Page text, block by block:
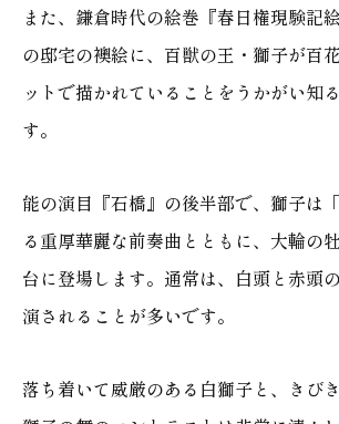
また、鎌倉時代の絵巻『春日権現験記
の邸宅の襖絵に、百獣の王・獅子が百
ットで描かれていることをうかがい知
す。
能の演目『石橋』の後半部で、獅子は
る重厚華麗な前奏曲とともに、大輪の
台に登場します。通常は、白頭と赤頭
演されることが多いです。
落ち着いて威厳のある白獅子と、きび